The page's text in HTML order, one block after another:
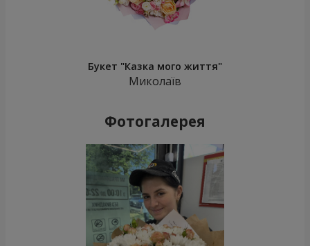
Букет "Казка мого життя"
Миколаїв
Фотогалерея